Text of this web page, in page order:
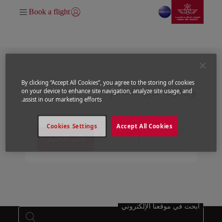
تخطي إلى المحتوى الرئيسي
انتقل إلى الصفحةتسجيل الدخول | انضم)
Book a flight
وكلاؤنا حول العالم
المدينة
تأكيد الاختيار
ابحث في موقعنا الإلكتروني
By clicking “Accept All Cookies”, you agree to the storing of cookies
on your device to enhance site navigation, analyze site usage, and
assist in our marketing efforts.
Accept All Cookies
Cookies Settings